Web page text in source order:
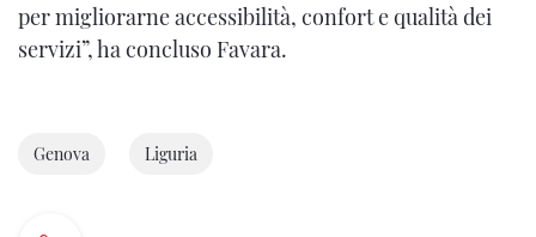
per migliorarne accessibilità, confort e qualità dei
servizi”, ha concluso Favara.
Genova Liguria